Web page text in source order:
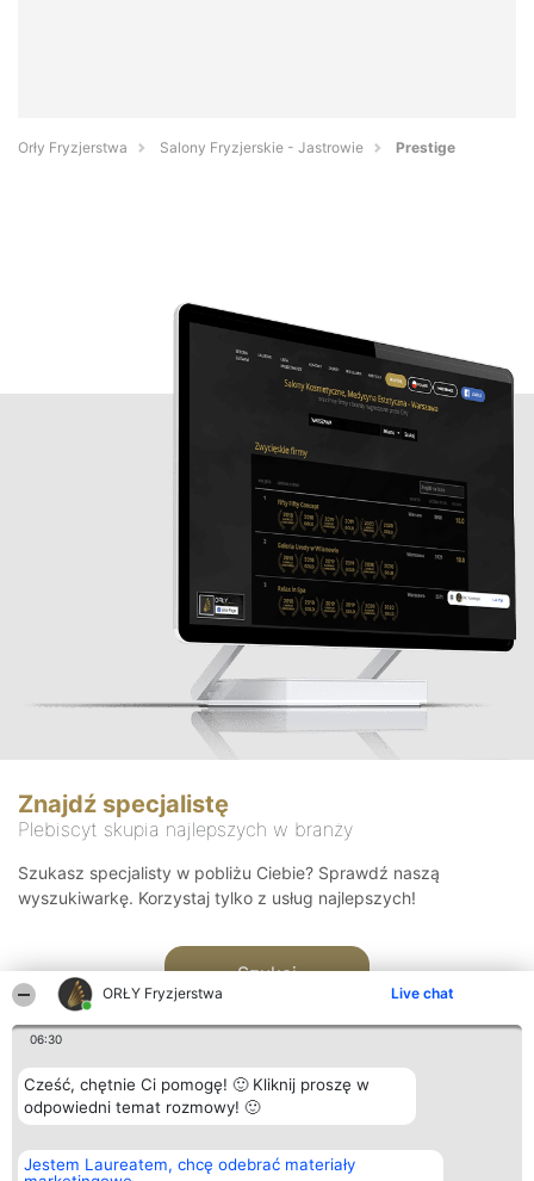
ORŁY Fryzjerstwa Live chat
06:30
Cześć, chętnie Ci pomogę! 🙂 Kliknij proszę w
odpowiedni temat rozmowy! 🙂
Jestem Laureatem, chcę odebrać materiały
Orły Fryzjerstwa Salony Fryzjerskie - Jastrowie Prestige
Znajdź specjalistę
Plebiscyt skupia najlepszych w branży
Szukasz specjalisty w pobliżu Ciebie? Sprawdź naszą
wyszukiwarkę. Korzystaj tylko z usług najlepszych!
Szukaj
Organizator plebiscytu
Bright Side Solutions sp. z o.
Plebiscyt
Laureaci
Kontakt
Kontakt